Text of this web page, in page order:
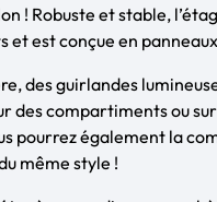
! Robuste et stable,
et est conçue en
des guirlandes
des compartiments ou
pourrez également la
même style !